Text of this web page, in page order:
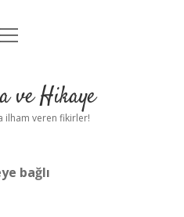
Uyarı
menüyü
ve Hikaye
ilham veren fikirler!
bağlı